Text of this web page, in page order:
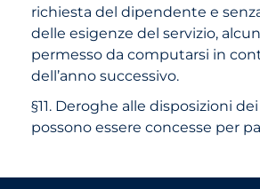
richiesta del dipendente e
delle esigenze del servizio,
permesso da computarsi in
dell’anno successivo.
§11. Deroghe alle disposizioni dei
possono essere concesse per